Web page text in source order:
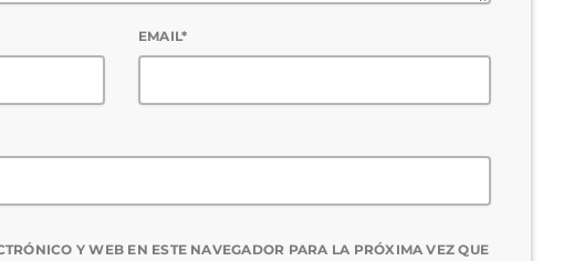
EMAIL*
Y WEB EN ESTE NAVEGADOR PARA LA PRÓXIMA VEZ QUE